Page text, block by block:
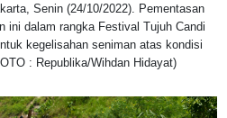
Senin (24/10/2022). Pementasan
ini dalam rangka Festival Tujuh Candi
kegelisahan seniman atas kondisi
: Republika/Wihdan Hidayat)